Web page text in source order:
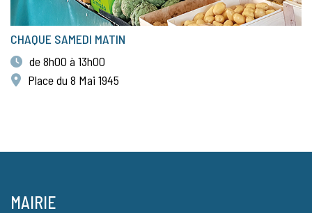
CHAQUE SAMEDI MATIN
de 8h00 à 13h00
Place du 8 Mai 1945
MAIRIE